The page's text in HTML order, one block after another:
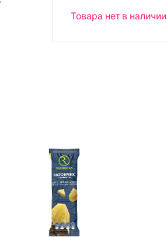
Товара нет в наличии